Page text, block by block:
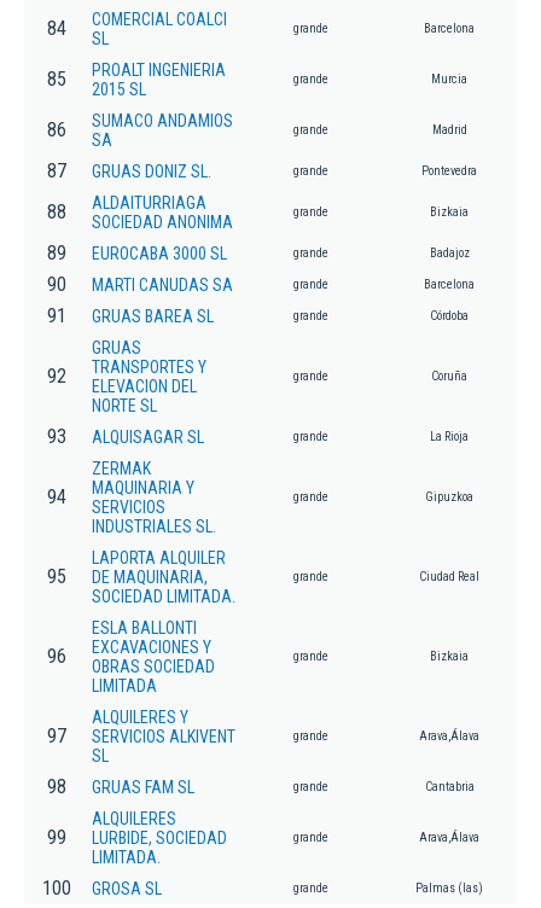
84
COMERCIAL COALCI
SL
grande Barcelona
85
PROALT INGENIERIA
2015 SL
grande Murcia
86
SUMACO ANDAMIOS
SA
grande Madrid
87 GRUAS DONIZ SL. grande Pontevedra
88
ALDAITURRIAGA
SOCIEDAD ANONIMA
grande Bizkaia
89 EUROCABA 3000 SL grande Badajoz
90 MARTI CANUDAS SA grande Barcelona
91 GRUAS BAREA SL grande Córdoba
92
GRUAS
TRANSPORTES Y
ELEVACION DEL
NORTE SL
grande Coruña
93 ALQUISAGAR SL grande La Rioja
94
ZERMAK
MAQUINARIA Y
SERVICIOS
INDUSTRIALES SL.
grande Gipuzkoa
95
LAPORTA ALQUILER
DE MAQUINARIA,
SOCIEDAD LIMITADA.
grande Ciudad Real
96
ESLA BALLONTI
EXCAVACIONES Y
OBRAS SOCIEDAD
LIMITADA
grande Bizkaia
97
ALQUILERES Y
SERVICIOS ALKIVENT
SL
grande Arava,Álava
98 GRUAS FAM SL grande Cantabria
99
ALQUILERES
LURBIDE, SOCIEDAD
LIMITADA.
grande Arava,Álava
100 GROSA SL grande Palmas (las)